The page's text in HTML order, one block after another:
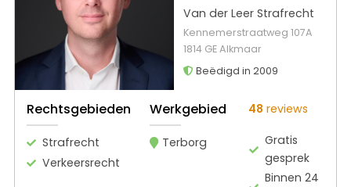
Van der Leer Strafrecht
Kennemerstraatweg 107A
1814 GE Alkmaar
Beëdigd in 2009
Rechtsgebieden
Strafrecht
Verkeersrecht
Werkgebied
Terborg
48 reviews
Gratis
gesprek
Binnen 24